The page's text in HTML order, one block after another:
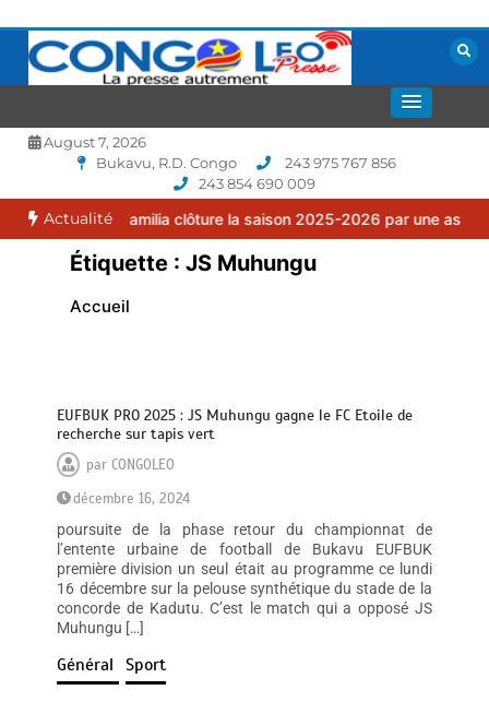
contenu
CONGOLEO
August 7, 2026
Bukavu, R.D. Congo
243 975 767 856
243 854 690 009
Actualité
Puma Familia clôture la saison 2025-2026 par une assemblée
Étiquette : JS Muhungu
Accueil
EUFBUK PRO 2025 : JS Muhungu gagne le FC Etoile de
recherche sur tapis vert
parCONGOLEO
décembre 16, 2024
poursuite de la phase retour du championnat de
l’entente urbaine de football de Bukavu EUFBUK
première division un seul était au programme ce lundi
16 décembre sur la pelouse synthétique du stade de la
concorde de Kadutu. C’est le match qui a opposé JS
Muhungu […]
Général Sport